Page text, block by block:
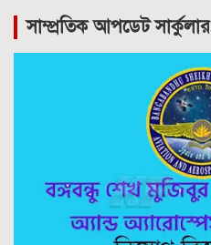
সাম্প্রতিক আপডেট সার্কুলার